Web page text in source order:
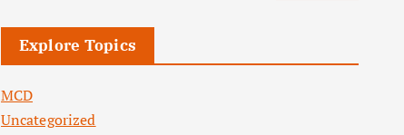
Explore Topics
MCD
Uncategorized